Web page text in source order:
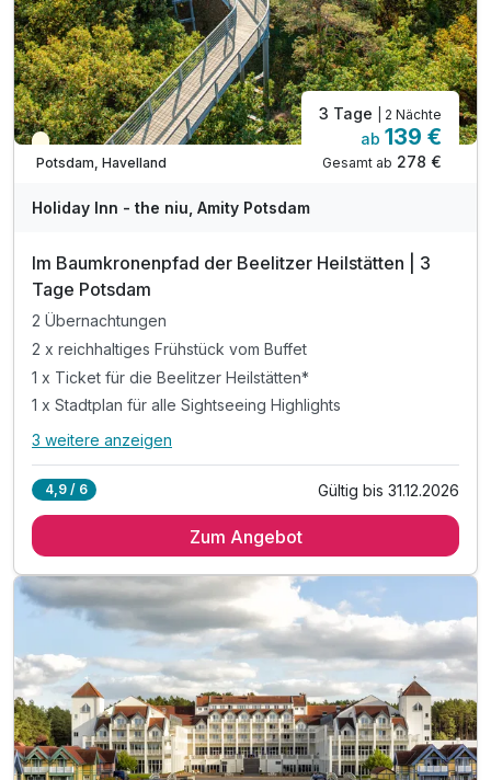
Teilweise ausgelastet
Potsdam, Havelland
3 Tage | 2 Nächte
ab 139 €
Gesamt ab 278 €
Holiday Inn - the niu, Amity Potsdam
Im Baumkronenpfad der Beelitzer Heilstätten | 3
Tage Potsdam
2 Übernachtungen
2 x reichhaltiges Frühstück vom Buffet
1 x Ticket für die Beelitzer Heilstätten*
1 x Stadtplan für alle Sightseeing Highlights
Alle Inklusivleistungen
2 x reichhaltiges Frühstück vom Buffet
1 x Stadtplan für alle Sightseeing Highlights
inkl. Nutzung der Gesellschaftsspiele in der Lobby
inkl. TV mit eigener Mediathek im Zimmer
inkl. Highspeed-WLAN
3 weitere anzeigen
4,9 / 6 Gültig bis 31.12.2026
Zum Angebot